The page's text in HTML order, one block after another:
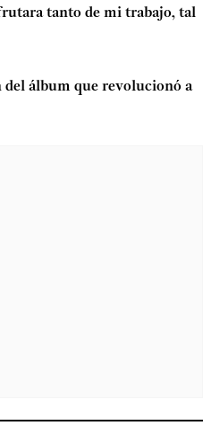
tanto de mi trabajo, tal
álbum que revolucionó a